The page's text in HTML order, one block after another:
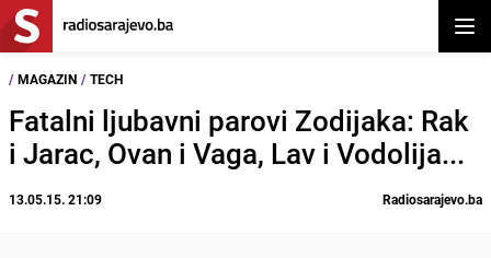
/ MAGAZIN / TECH
Fatalni ljubavni parovi Zodijaka: Rak
i Jarac, Ovan i Vaga, Lav i Vodolija...
13.05.15. 21:09 Radiosarajevo.ba